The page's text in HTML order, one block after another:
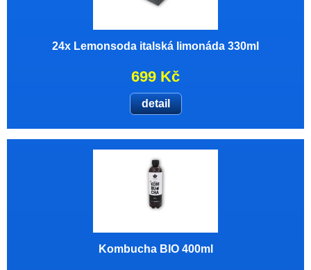
24x Lemonsoda italská limonáda 330ml
699 Kč
detail
Kombucha BIO 400ml